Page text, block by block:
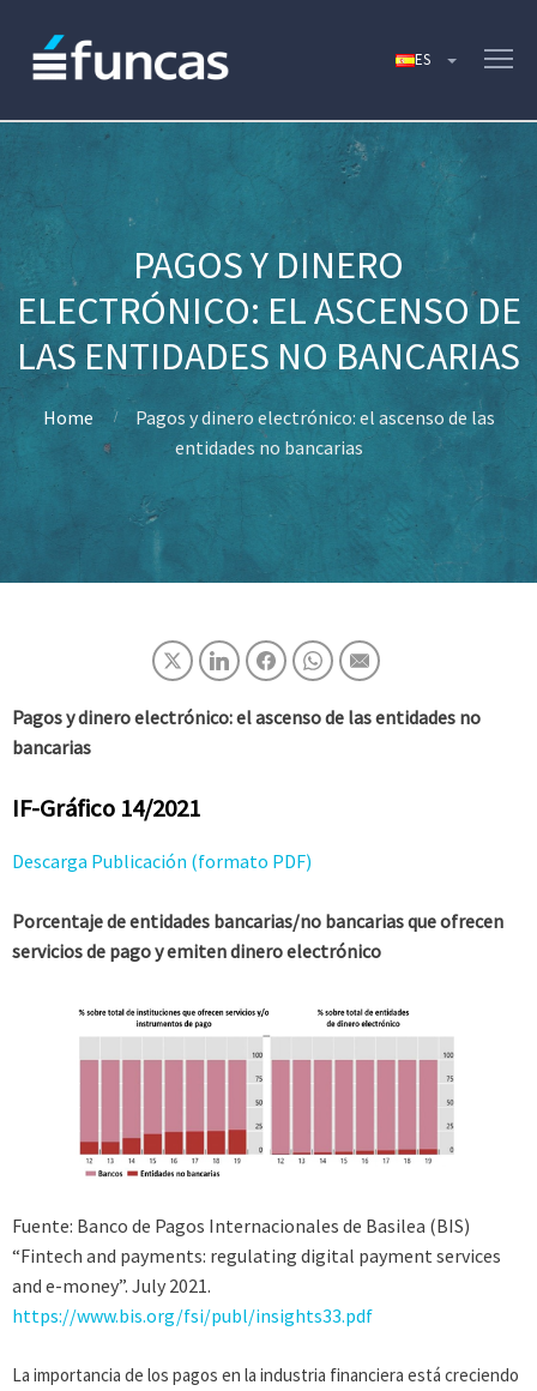
PAGOS Y DINERO
ELECTRÓNICO: EL ASCENSO DE
LAS ENTIDADES NO BANCARIAS
Home
Pagos y dinero electrónico: el ascenso de las
entidades no bancarias
Pagos y dinero electrónico: el ascenso de las entidades no
bancarias
IF-Gráfico 14/2021
Descarga Publicación (formato PDF)
Porcentaje de entidades bancarias/no bancarias que ofrecen
servicios de pago y emiten dinero electrónico
Fuente: Banco de Pagos Internacionales de Basilea (BIS)
“Fintech and payments: regulating digital payment services
and e-money”. July 2021.
https://www.bis.org/fsi/publ/insights33.pdf
La importancia de los pagos en la industria financiera está creciendo